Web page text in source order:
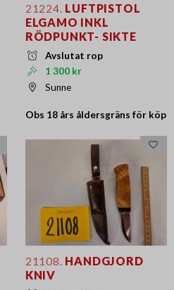
21224. LUFTPISTOL
ELGAMO INKL
RÖDPUNKT- SIKTE
Avslutat rop
1 300 kr
Sunne
Obs 18 års åldersgräns för köp
21108. HANDGJORD
KNIV